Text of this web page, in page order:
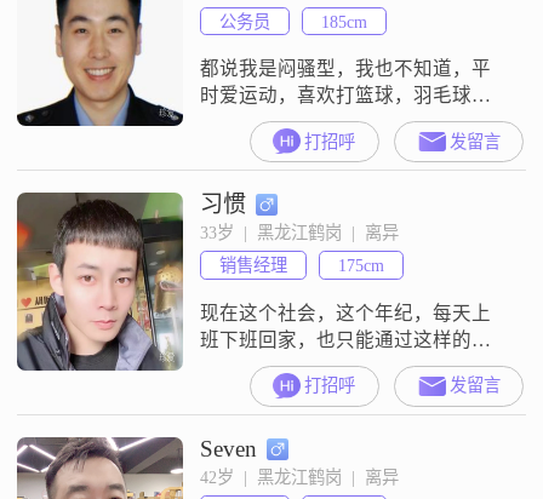
公务员
185cm
都说我是闷骚型，我也不知道，平
时爱运动，喜欢打篮球，羽毛球
##3002##爱健身，看书，听音乐
##3002##
打招呼 发留言
习惯
33岁  |  黑龙江鹤岗  |  离异
销售经理
175cm
现在这个社会，这个年纪，每天上
班下班回家，也只能通过这样的方
式来遇见我的那个她了，真心想找
一个能好好在一起的女朋友，好好
过日子结婚
打招呼 发留言
Seven
42岁  |  黑龙江鹤岗  |  离异